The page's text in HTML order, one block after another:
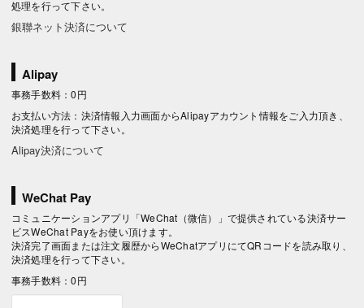
処理を行って下さい。
銀聯ネット決済について
Alipay
事務手数料：0円
お支払い方法：決済情報入力画面からAlipayアカウント情報をご入力頂き、
決済処理を行って下さい。
Alipay決済について
WeChat Pay
コミュニケーションアプリ「WeChat（微信）」で提供されている決済サー
ビスWeChat Payをお使い頂けます。
決済完了画面または注文履歴からWeChatアプリにてQRコードを読み取り、
決済処理を行って下さい。
事務手数料：0円